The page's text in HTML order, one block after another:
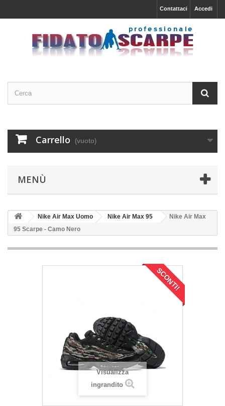
Accedi
Contattaci
Carrello (vuoto)
MENÙ
Nike Air Max Uomo Nike Air Max 95
Nike Air Max
95 Scarpe - Camo Nero
SCONTI!
Visualizza
ingrandito